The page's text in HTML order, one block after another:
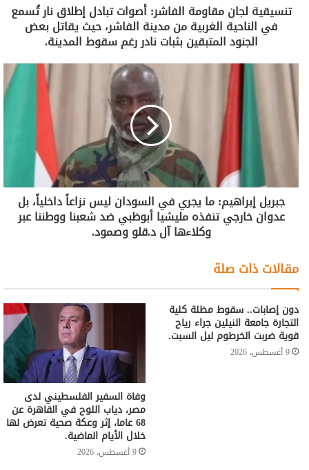
تنسيقية لجان مقاومة الفاشر: أصوات تبادل إطلاق نار تُسمع
في الناحية الغربية من مدينة الفاشر، حيث يقاتل بعض
الجنود المتبقين بثبات نادر رغم سقوط المدينة.
جبريل إبراهيم: ما يجري في السودان ليس نزاعاً داخلياً، بل
عدوان خارجي تنفذه مليشيا أبوظبي ضد شعبنا ووطننا عبر
وكلاءها آل د.قلو وصمود.
مقالات ذات صلة
دون إصابات.. سقوط مظلة كلية
التجارة جامعة النيلين جراء رياح
قوية ضربت الخرطوم ليل السبت.
9 أغسطس، 2026
وفاة السفير الفلسطيني لدى
مصر، دياب اللوح في القاهرة عن
68 عاما، إثر وعكة صحية تعرض لها
خلال الأيام الماضية.
9 أغسطس، 2026